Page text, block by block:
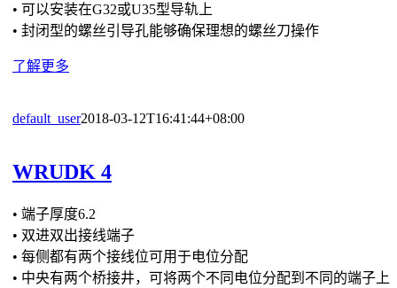
• 可以安装在G32或U35型导轨上
• 封闭型的螺丝引导孔能够确保理想的螺丝刀操作
了解更多
default_user2018-03-12T16:41:44+08:00
WRUDK 4
• 端子厚度6.2
• 双进双出接线端子
• 每侧都有两个接线位可用于电位分配
• 中央有两个桥接井，可将两个不同电位分配到不同的端子上